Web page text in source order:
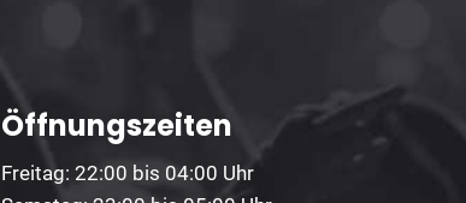
Öffnungszeiten
Freitag: 22:00 bis 04:00 Uhr